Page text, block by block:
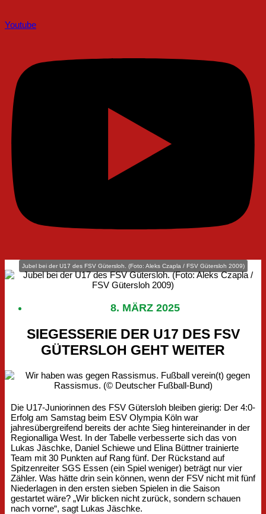
Youtube
Jubel bei der U17 des FSV Gütersloh. (Foto: Aleks Czapla / FSV Gütersloh 2009)
8. MÄRZ 2025
SIEGESSERIE DER U17 DES FSV
GÜTERSLOH GEHT WEITER
Die U17-Juniorinnen des FSV Gütersloh bleiben gierig: Der 4:0-
Erfolg am Samstag beim ESV Olympia Köln war
jahresübergreifend bereits der achte Sieg hintereinander in der
Regionalliga West. In der Tabelle verbesserte sich das von
Lukas Jäschke, Daniel Schiewe und Elina Büttner trainierte
Team mit 30 Punkten auf Rang fünf. Der Rückstand auf
Spitzenreiter SGS Essen (ein Spiel weniger) beträgt nur vier
Zähler. Was hätte drin sein können, wenn der FSV nicht mit fünf
Niederlagen in den ersten sieben Spielen in die Saison
gestartet wäre? „Wir blicken nicht zurück, sondern schauen
nach vorne“, sagt Lukas Jäschke.